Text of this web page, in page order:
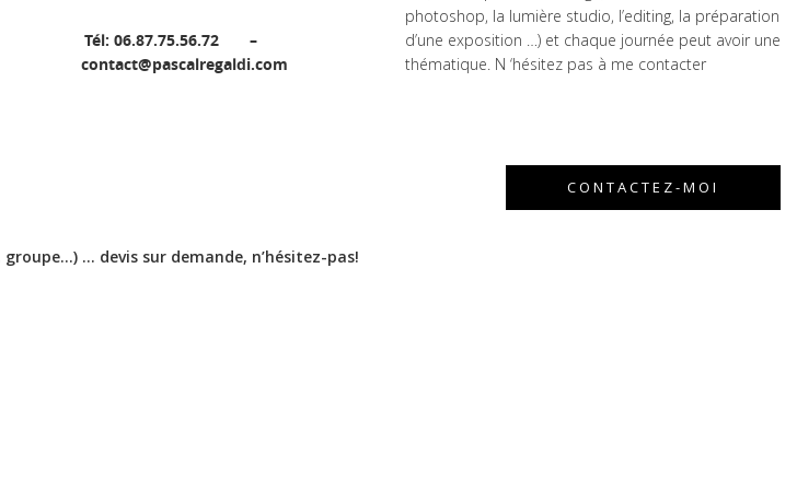
Tél: 06.87.75.56.72 –
contact@pascalregaldi.com
photoshop, la lumière studio, l’editing, la préparation
d’une exposition …) et chaque journée peut avoir une
thématique. N ‘hésitez pas à me contacter
CONTACTEZ-MOI
… devis sur demande, n’hésitez-pas!